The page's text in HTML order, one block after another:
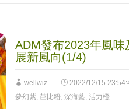
ADM發布2023年風
展新風向(1/4)
wellwiz 2022/12/15
夢幻紫, 芭比粉, 深海藍, 活力橙